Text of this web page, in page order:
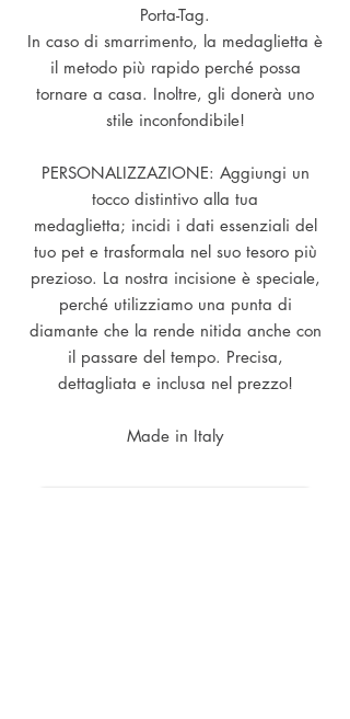
Porta-Tag.
In caso di smarrimento, la medaglietta è
il metodo più rapido perché possa
tornare a casa. Inoltre, gli donerà uno
stile inconfondibile!
PERSONALIZZAZIONE: Aggiungi un
tocco distintivo alla tua
medaglietta; incidi i dati essenziali del
tuo pet e trasformala nel suo tesoro più
prezioso. La nostra incisione è speciale,
perché utilizziamo una punta di
diamante che la rende nitida anche con
il passare del tempo. Precisa,
dettagliata e inclusa nel prezzo!
Made in Italy